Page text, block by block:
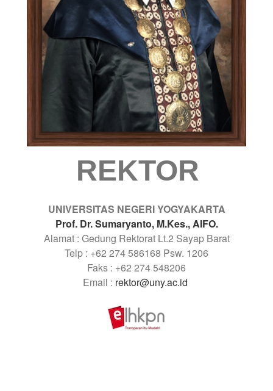
REKTOR
UNIVERSITAS NEGERI YOGYAKARTA
Prof. Dr. Sumaryanto, M.Kes., AIFO.
Alamat : Gedung Rektorat Lt.2 Sayap Barat
Telp : +62 274 586168 Psw. 1206
Faks : +62 274 548206
Email : rektor@uny.ac.id